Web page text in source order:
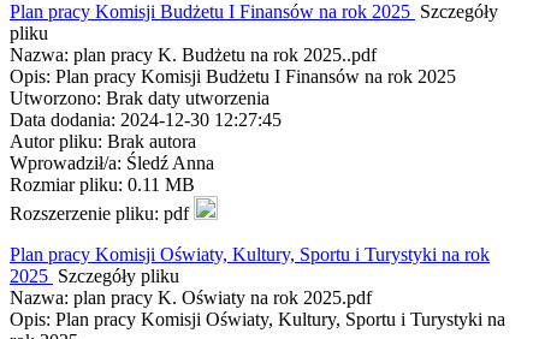
Plan pracy Komisji Budżetu I Finansów na rok 2025 Szczegóły
pliku
Nazwa: plan pracy K. Budżetu na rok 2025..pdf
Opis: Plan pracy Komisji Budżetu I Finansów na rok 2025
Utworzono: Brak daty utworzenia
Data dodania: 2024-12-30 12:27:45
Autor pliku: Brak autora
Wprowadził/a: Śledź Anna
Rozmiar pliku: 0.11 MB
Rozszerzenie pliku: pdf
Plan pracy Komisji Oświaty, Kultury, Sportu i Turystyki na rok
2025 Szczegóły pliku
Nazwa: plan pracy K. Oświaty na rok 2025.pdf
Opis: Plan pracy Komisji Oświaty, Kultury, Sportu i Turystyki na